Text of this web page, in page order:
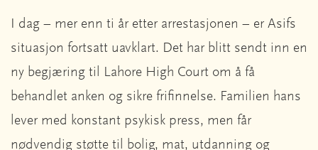
I dag – mer enn ti år etter arrestasjonen – er Asifs
situasjon fortsatt uavklart. Det har blitt sendt inn en
ny begjæring til Lahore High Court om å få
behandlet anken og sikre frifinnelse. Familien hans
lever med konstant psykisk press, men får
nødvendig støtte til bolig, mat, utdanning og